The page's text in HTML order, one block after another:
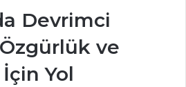
Devrimci
ve
Yol